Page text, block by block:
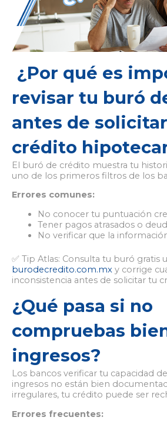
¿Por qué es
revisar tu buró
antes de
crédito
El buró de crédito muestra tu
uno de los primeros filtros de los
Errores comunes:
No conocer tu puntuación
Tener pagos atrasados o
No verificar que la
✅ Tip Atlas: Consulta tu buró gratis
burodecredito.com.mx y corrige
inconsistencia antes de solicitar tu
¿Qué pasa si no
compruebas
ingresos?
Los bancos verificar tu capacidad
ingresos no están bien
irregulares, tu crédito puede ser
Errores frecuentes: